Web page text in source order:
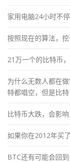
家用电脑24小时不
按照现在的算法，
21万一个的比特币
为什么无数人都在
特都唱空，但是比特
比特币大跌，会影响
如果你在2012年买
BTC还有可能会回